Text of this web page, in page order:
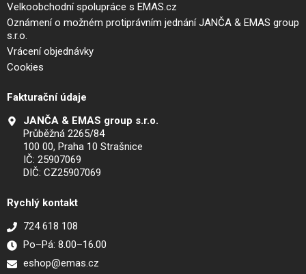
Velkoobchodní spolupráce s EMAS.cz
Oznámení o možném protiprávním jednání JANČA & EMAS group
s.r.o.
Vrácení objednávky
Cookies
Fakturační údaje
JANČA & EMAS group s.r.o.
Průběžná 2265/84
100 00, Praha 10 Strašnice
IČ: 25907069
DIČ: CZ25907069
Rychlý kontakt
724 618 108
Po–Pá: 8.00–16.00
eshop@emas.cz